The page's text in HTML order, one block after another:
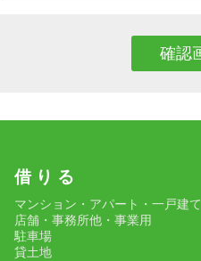
借 り る
マンション・アパート・一戸建て
店舗・事務所他・事業用
駐車場
貸土地